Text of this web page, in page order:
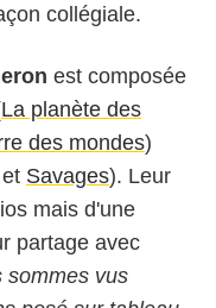
collégiale.
est composée
La planète des
des mondes)
et Savages). Leur
mais d'une
partage avec
sommes vus